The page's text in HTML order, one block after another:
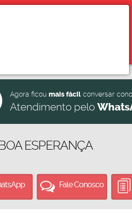
Agora ficou mais fácil conversar
Atendimento pelo
ESPERANÇA
Fale Conosco